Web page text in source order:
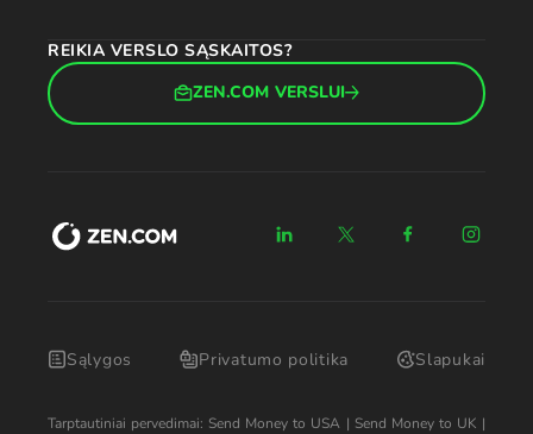
REIKIA VERSLO SĄSKAITOS?
ZEN.COM VERSLUI
Sąlygos Privatumo politika Slapukai
Tarptautiniai pervedimai: Send Money to USA | Send Money to UK |